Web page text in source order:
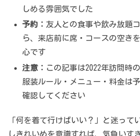
しめる雰囲気でした
予約： 友人との食事や飲み放題
ら、来店前に席・コースの空き
心です
注意： この記事は2022年訪問時
服装ルール・メニュー・料金は
確認してください
「何を着て行けばいい？」と迷って
しきれいめを意識すれば、気負いす